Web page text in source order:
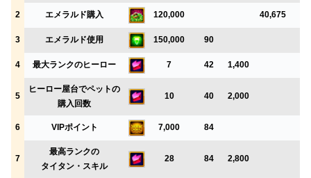
2 エメラルド購入 120,000 40,675
3 エメラルド使用 150,000 90
4 最大ランクのヒーロー 7 42 1,400
5
ヒーロー屋台でペットの
購入回数
10 40 2,000
6 VIPポイント 7,000 84
7
最高ランクの
タイタン・スキル
28 84 2,800